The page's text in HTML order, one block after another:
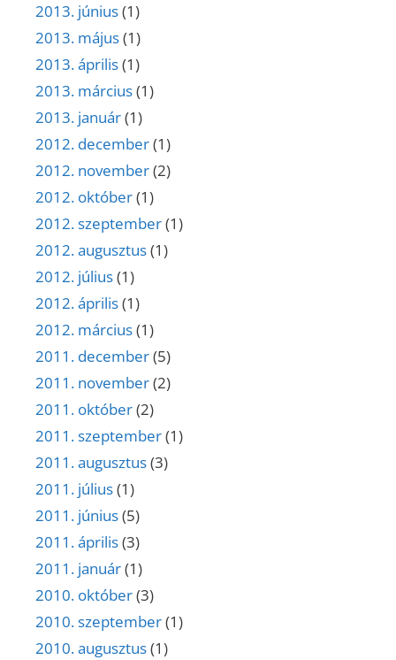
2013. június(1)
2013. május(1)
2013. április(1)
2013. március(1)
2013. január(1)
2012. december(1)
2012. november(2)
2012. október(1)
2012. szeptember(1)
2012. augusztus(1)
2012. július(1)
2012. április(1)
2012. március(1)
2011. december(5)
2011. november(2)
2011. október(2)
2011. szeptember(1)
2011. augusztus(3)
2011. július(1)
2011. június(5)
2011. április(3)
2011. január(1)
2010. október(3)
2010. szeptember(1)
2010. augusztus(1)